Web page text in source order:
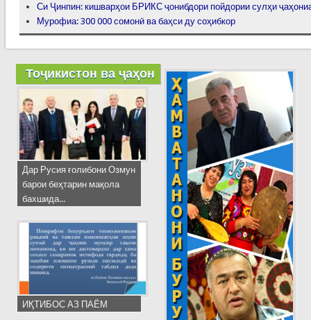
Си Ҷинпин: кишварҳои БРИКС ҷонибдори пойдории сулҳи
Мурофиа: 300 000 сомонӣ ва баҳси ду соҳибкор
Тоҷикистон ва ҷаҳон
Дар Русия ғолибони Озмун
барои беҳтарин мақола
бахшида...
ИҚТИБОС АЗ ПАЁМ